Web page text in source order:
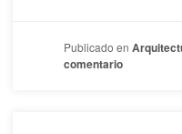
Publicado en
comentario